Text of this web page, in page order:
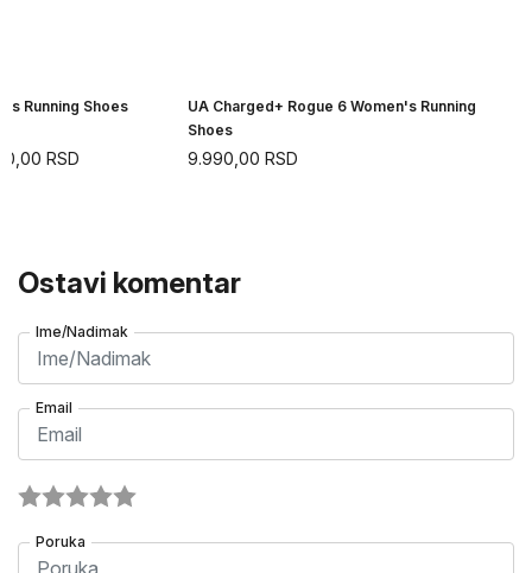
Running Shoes
RSD
UA Charged+ Rogue 6 Women's Running
Shoes
9.990,00 RSD
Ostavi komentar
Ime/Nadimak
Email
Poruka